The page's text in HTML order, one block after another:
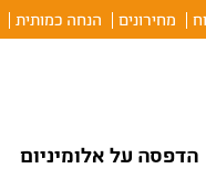
מחירונים הנחה כמותית
הדפסה על אלומיניום